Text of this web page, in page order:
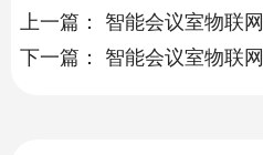
上一篇： 智能会议室物联
下一篇： 智能会议室物联